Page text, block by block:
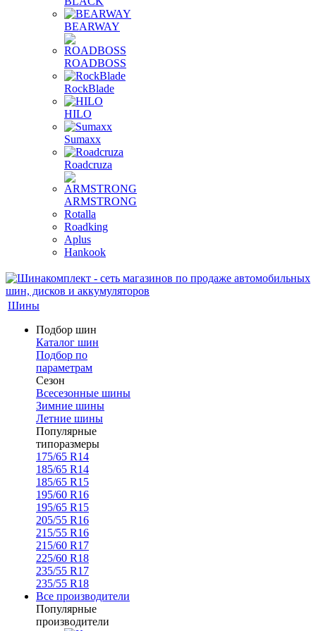
BEARWAY
ROADBOSS
RockBlade
HILO
Sumaxx
Roadcruza
ARMSTRONG
Rotalla
Roadking
Aplus
Hankook
Шины
Подбор шин
Каталог шин
Подбор по
параметрам
Сезон
Всесезонные шины
Зимние шины
Летние шины
Популярные
типоразмеры
175/65 R14
185/65 R14
185/65 R15
195/60 R16
195/65 R15
205/55 R16
215/55 R16
215/60 R17
225/60 R18
235/55 R17
235/55 R18
Все производители
Популярные
производители